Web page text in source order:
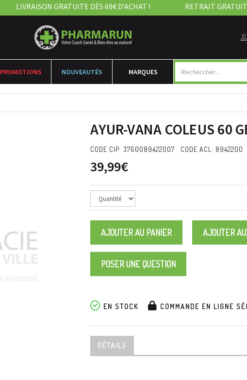
LIVRAISON GRATUITE DÈS 69€ D’ACHAT ! RETRAIT
PROMOTIONS NOUVEAUTÉS MARQUES
AYUR-VANA COLEUS 60
CODE CIP: 3760089422007 CODE ACL: 8942200
39,99€
AJOUTER AU PANIER AJOUTER
POSER UNE QUESTION
EN STOCK COMMANDE EN LIGNE
DÉTAILS